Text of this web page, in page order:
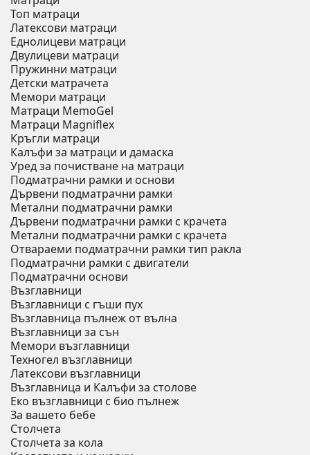
Топ матраци
Латексови матраци
Еднолицеви матраци
Двулицеви матраци
Пружинни матраци
Детски матрачета
Мемори матраци
Mатраци MemoGel
Матраци Мagniflex
Кръгли матраци
Калъфи за матраци и дамаска
Уред за почистване на матраци
Подматрачни рамки и основи
Дървени подматрачни рамки
Метални подматрачни рамки
Дървени подматрачни рамки с крачета
Метални подматрачни рамки с крачета
Отвараеми подматрачни рамки тип ракла
Подматрачни рамки с двигатели
Подматрачни основи
Възглавници
Възглавници с гъши пух
Възглавница пълнеж от вълна
Възглавници за сън
Мемори възглавници
Техногел възглавници
Латексови възглавници
Възглавница и Калъфи за столове
Еко възглавници с био пълнеж
За вашето бебе
Столчета
Столчета за кола